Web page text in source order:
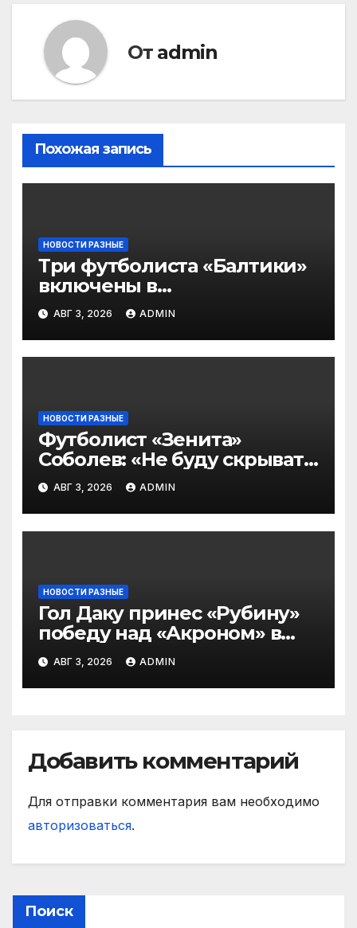
От admin
Похожая запись
НОВОСТИ РАЗНЫЕ
Три футболиста «Балтики»
включены в
символическую сборную
2‑го тура РПЛ по версии
подписчиков МАТЧ
ПРЕМЬЕР
АВГ 3, 2026 ADMIN
НОВОСТИ РАЗНЫЕ
Футболист «Зенита»
Соболев: «Не буду скрывать
— в Оренбурге всегда
тяжело играть»
АВГ 3, 2026 ADMIN
НОВОСТИ РАЗНЫЕ
Гол Даку принес «Рубину»
победу над «Акроном» в
матче РПЛ
АВГ 3, 2026 ADMIN
Добавить комментарий
Для отправки комментария вам необходимо
авторизоваться.
Поиск